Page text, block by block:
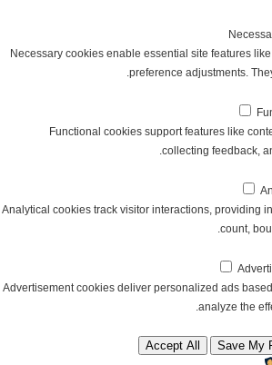
Necessary cookies enable essential site features
preference adjustments.
Functional cookies support features like
collecting feedback,
Analytical cookies track visitor interactions, providing
count,
Advertisement cookies deliver personalized ads
analyze the
Save My
Accept All